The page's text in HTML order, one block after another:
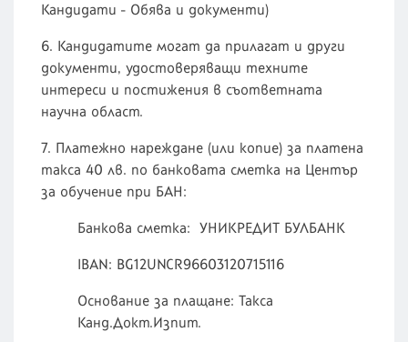
Кандидати - Обява и документи)
6. Кандидатите могат да прилагат и други
документи, удостоверяващи техните
интереси и постижения в съответната
научна област.
7. Платежно нареждане (или копие) за платена
такса 40 лв. по банковата сметка на Център
за обучение при БАН:
Банкова сметка: УНИКРЕДИТ БУЛБАНК
IBAN: BG12UNCR96603120715116
Основание за плащане: Такса
Канд.Докт.Изпит.